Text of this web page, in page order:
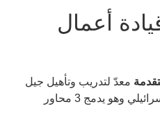
أعمال
معدّ لتدريب وتأهيل جيل
مدراء عرب في سوق العمل الإسرائيلي وهو يدمج 3 محاور